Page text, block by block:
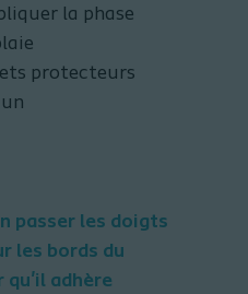
la phase
protecteurs
passer les doigts
les bords du
qu'il adhère